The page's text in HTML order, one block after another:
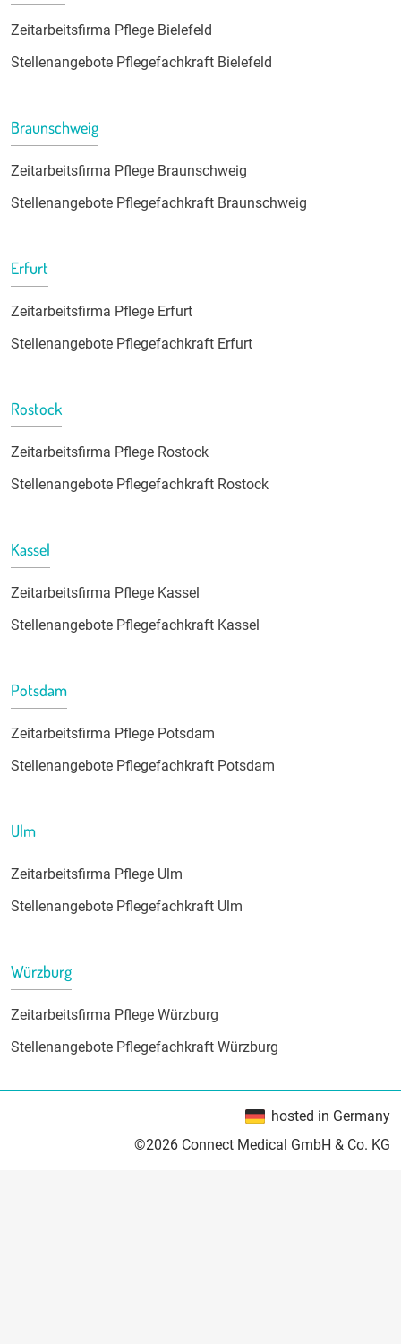
Zeitarbeitsfirma Pflege Bielefeld
Stellenangebote Pflegefachkraft Bielefeld
Braunschweig
Zeitarbeitsfirma Pflege Braunschweig
Stellenangebote Pflegefachkraft Braunschweig
Erfurt
Zeitarbeitsfirma Pflege Erfurt
Stellenangebote Pflegefachkraft Erfurt
Rostock
Zeitarbeitsfirma Pflege Rostock
Stellenangebote Pflegefachkraft Rostock
Kassel
Zeitarbeitsfirma Pflege Kassel
Stellenangebote Pflegefachkraft Kassel
Potsdam
Zeitarbeitsfirma Pflege Potsdam
Stellenangebote Pflegefachkraft Potsdam
Ulm
Zeitarbeitsfirma Pflege Ulm
Stellenangebote Pflegefachkraft Ulm
Würzburg
Zeitarbeitsfirma Pflege Würzburg
Stellenangebote Pflegefachkraft Würzburg
hosted in Germany
©2026 Connect Medical GmbH & Co. KG